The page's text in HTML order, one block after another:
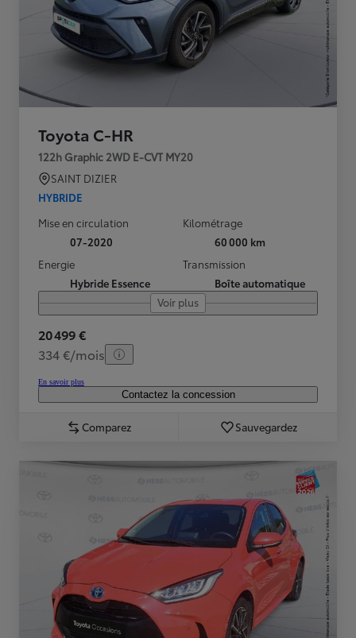
Toyota C-HR
122h Graphic 2WD E-CVT MY20
SAINT DIZIER
HYBRIDE
Mise en circulation
07-2020
Kilométrage
60 000 km
Energie
Hybride Essence
Transmission
Boîte automatique
Voir plus
20 499 €
334 €/mois
En savoir plus
Contactez la concession
Comparez Sauvegardez